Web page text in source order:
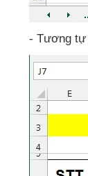
- Tương tự